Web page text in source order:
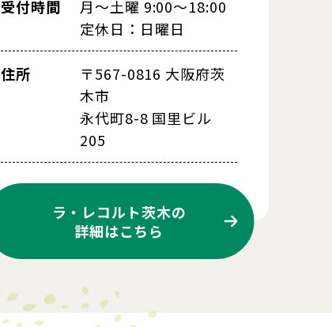
受付時間
月～土曜 9:00～18:00
定休日：日曜日
住所
〒567-0816 大阪府茨
木市
永代町8-8 国里ビル
205
ラ・レコルト茨木の
詳細はこちら